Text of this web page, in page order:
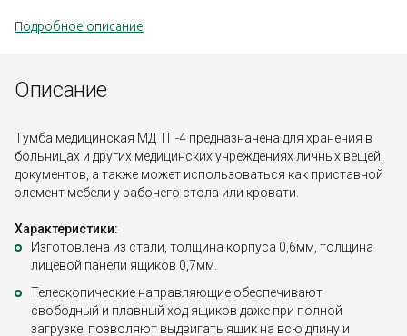
Подробное описание
Описание
Тумба медицинская МД ТП-4 предназначена для хранения в
больницах и других медицинских учреждениях личных вещей,
документов, а также может использоваться как приставной
элемент мебели у рабочего стола или кровати.
Характеристики:
Изготовлена из стали, толщина корпуса 0,6мм, толщина
лицевой панели ящиков 0,7мм.
Телескопические направляющие обеспечивают
свободный и плавный ход ящиков даже при полной
загрузке, позволяют выдвигать ящик на всю длину и